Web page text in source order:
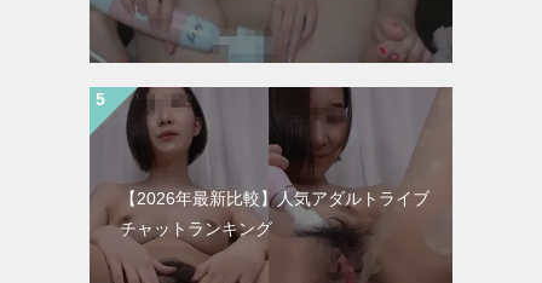
【2026年最新比較】人気アダルトライブ
チャットランキング